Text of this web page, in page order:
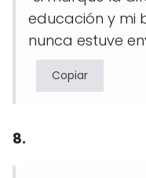
educación y mi
nunca estuve
Copiar
8.